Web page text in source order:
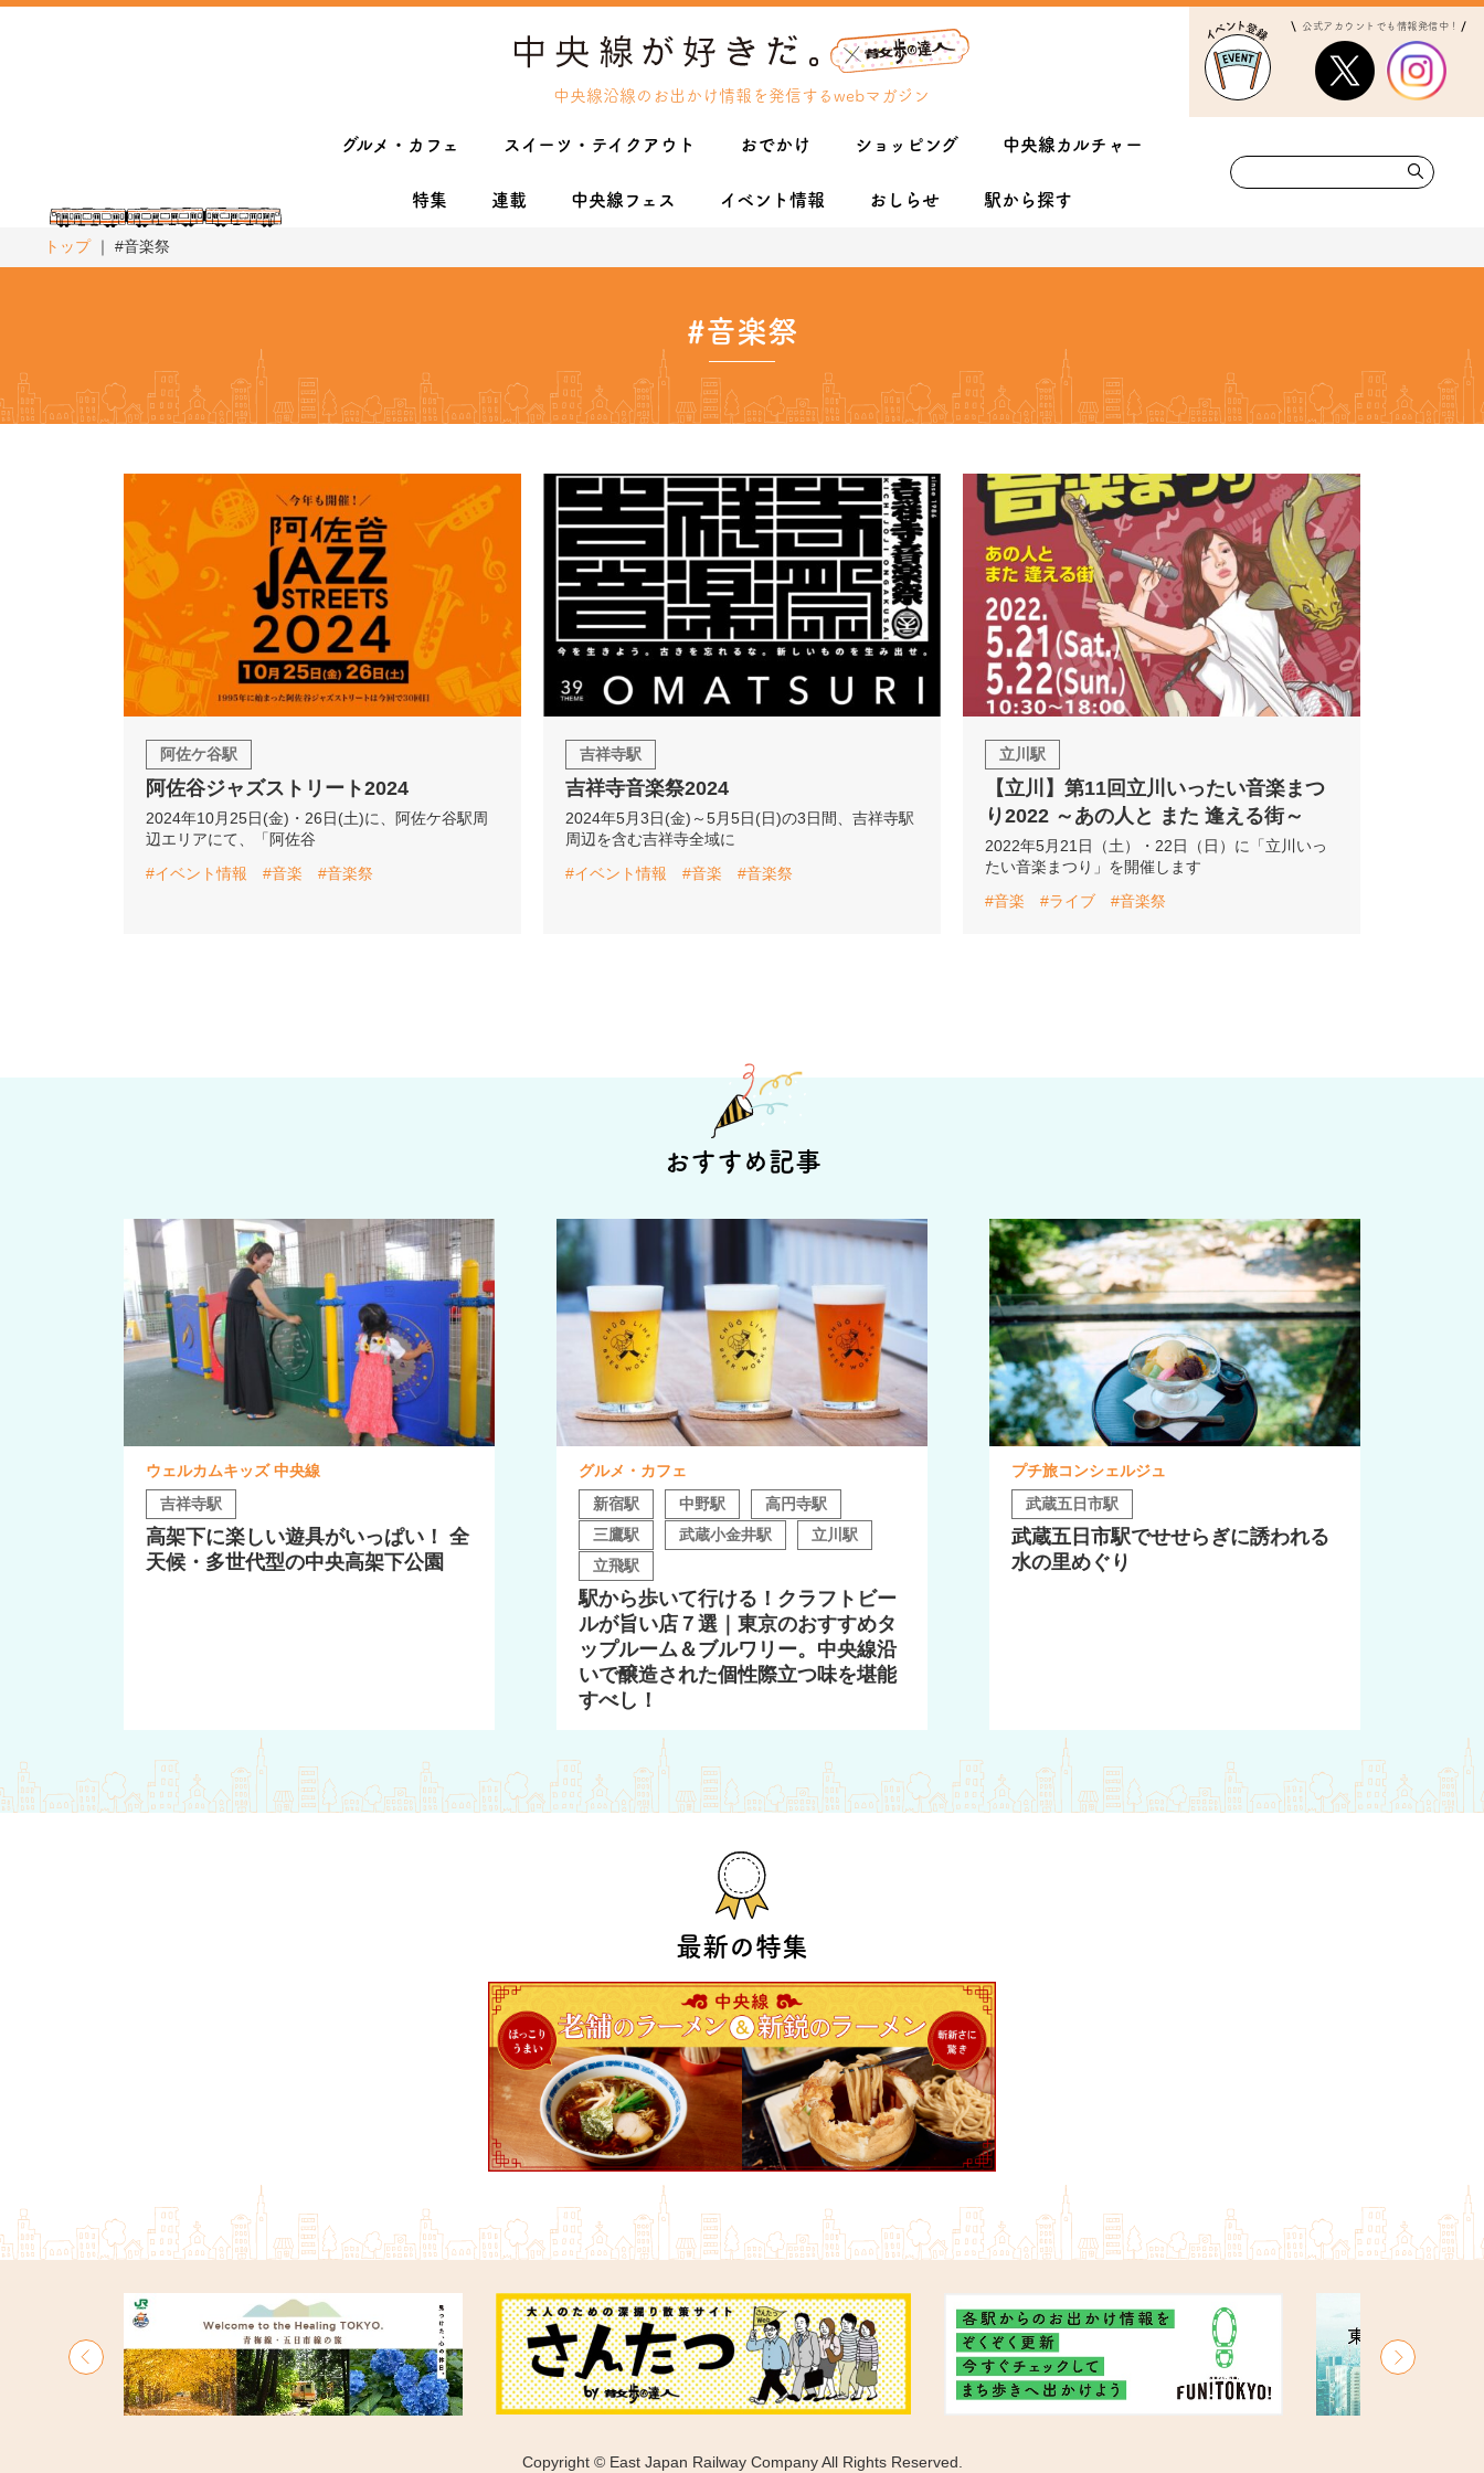
中央線沿線のお出かけ情報を発信するwebマガジン
公式アカウントでも情報発信中！
グルメ・カフェ スイーツ・テイクアウト おでかけ ショッピング 中央線カルチャー
特集 連載 中央線フェス イベント情報 おしらせ 駅から探す
トップ #音楽祭
#音楽祭
阿佐ケ谷駅
阿佐谷ジャズストリート2024
2024年10月25日(金)・26日(土)に、阿佐ケ谷駅周
辺エリアにて、「阿佐谷
#イベント情報
#音楽 #音楽祭
吉祥寺駅
吉祥寺音楽祭2024
2024年5月3日(金)～5月5日(日)の3日間、吉祥寺駅
周辺を含む吉祥寺全域に
#イベント情報
#音楽 #音楽祭
立川駅
【立川】第11回立川いったい音楽まつ
り2022 ～あの人と また 逢える街～
2022年5月21日（土）・22日（日）に「立川いっ
たい音楽まつり」を開催します
#音楽
#ライブ #音楽祭
おすすめ記事
ウェルカムキッズ 中央線
吉祥寺駅
高架下に楽しい遊具がいっぱい！ 全
天候・多世代型の中央高架下公園
グルメ・カフェ
新宿駅
中野駅
高円寺駅
三鷹駅
武蔵小金井駅
立川駅
立飛駅
駅から歩いて行ける！クラフトビー
ルが旨い店７選｜東京のおすすめタ
ップルーム＆ブルワリー。中央線沿
いで醸造された個性際立つ味を堪能
すべし！
プチ旅コンシェルジュ
武蔵五日市駅
武蔵五日市駅でせせらぎに誘われる
水の里めぐり
最新の特集
Copyright © East Japan Railway Company All Rights Reserved.